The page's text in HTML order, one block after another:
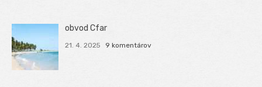
obvod Cfar
21. 4. 2025 9 komentárov